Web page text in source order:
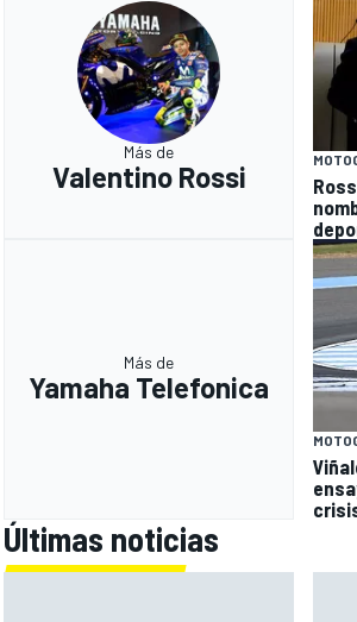
Más de
Valentino Rossi
Más de
Yamaha Telefonica
Últimas noticias